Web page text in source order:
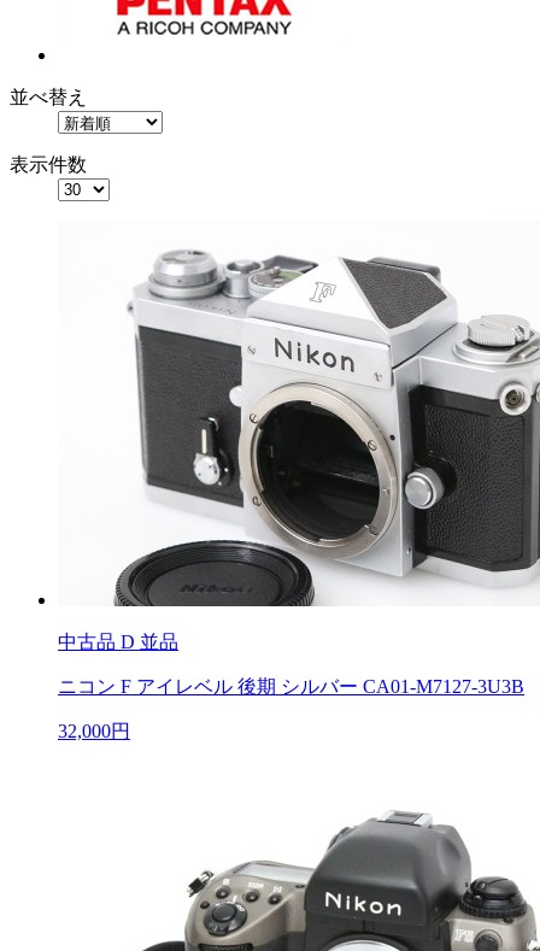
並べ替え
表示件数
中古品 D 並品
ニコン F アイレベル 後期 シルバー CA01-M7127-3U3B
32,000円